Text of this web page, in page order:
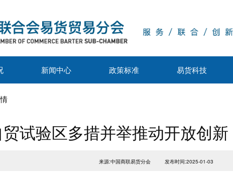
新闻中心 政策标准 易货科技
试验区多措并举推动开放创
来源:中国商联易货分会 发布时间:2025-01-03